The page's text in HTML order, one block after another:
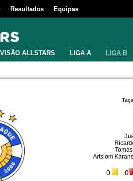
Resultados Equipas
ALLSTARS LIGA A LIGA B
Artsiom
0 0